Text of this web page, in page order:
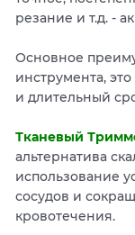
резание и т.д. -
Основное
инструмента,
и длительный
Тканевый
альтернатива
использование
сосудов и
кровотечения.